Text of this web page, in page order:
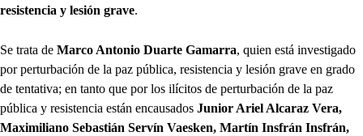
resistencia y lesión grave.
Se trata de Marco Antonio Duarte Gamarra, quien está investigado
por perturbación de la paz pública, resistencia y lesión grave en grado
de tentativa; en tanto que por los ilícitos de perturbación de la paz
pública y resistencia están encausados Junior Ariel Alcaraz Vera,
Maximiliano Sebastián Servín Vaesken, Martín Insfrán Insfrán,